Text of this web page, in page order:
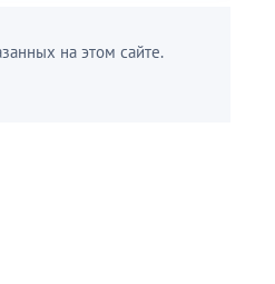
на этом сайте.